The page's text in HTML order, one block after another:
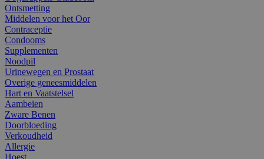
Ontsmetting
Middelen voor het Oor
Contraceptie
Condooms
Supplementen
Noodpil
Urinewegen en Prostaat
Overige geneesmiddelen
Hart en Vaatstelsel
Aambeien
Zware Benen
Doorbloeding
Verkoudheid
Allergie
Hoest